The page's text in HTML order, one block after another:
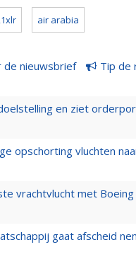
air arabia
de nieuwsbrief Tip de
en ziet
opschorting vluchten
vrachtvlucht met
gaat afscheid